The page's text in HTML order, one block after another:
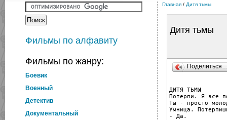
Фильмы по алфавиту
Фильмы по жанру:
Боевик
Военный
Детектив
Документальный
Главная / Дитя тьмы
Дитя тьмы
ДИТЯ ТЬМЫ
Потерпи. Я все
Ты - просто
Умница.
- Да.